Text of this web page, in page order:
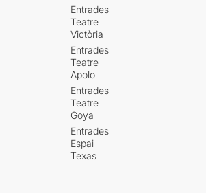
Entrades
Teatre
Victòria
Entrades
Teatre
Apolo
Entrades
Teatre
Goya
Entrades
Espai
Texas